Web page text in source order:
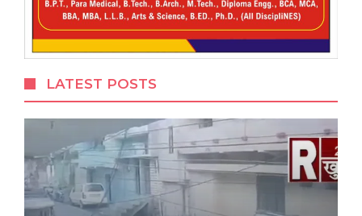
LATEST POSTS